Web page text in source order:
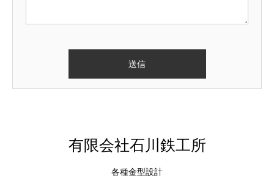
有限会社石川鉄工所
各種金型設計